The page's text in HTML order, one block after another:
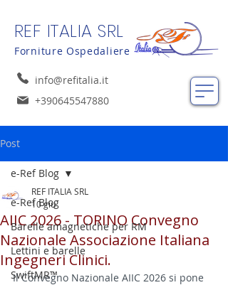
Forniture Ospedaliere
+390645547880
info@refitalia.it
REF ITALIA SRL
Post
e-Ref Blog
Barelle amagnetiche per RM
Lettini e barelle
SwiftMR™
e-Ref Blog
AIIC 2026 - TORINO Convegno
Nazionale Associazione Italiana
Ingegneri Clinici.
REF ITALIA SRL
10 giu
Il Convegno Nazionale AIIC 2026 si pone